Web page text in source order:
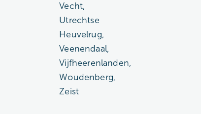
Vecht,
Utrechtse
Heuvelrug,
Veenendaal,
Vijfheerenlanden,
Woudenberg,
Zeist